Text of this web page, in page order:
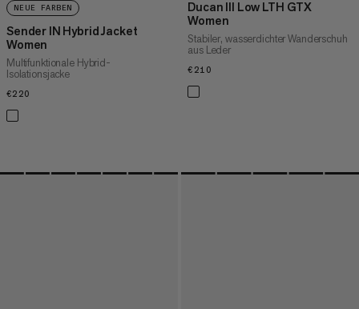
NEUE FARBEN
Sender IN Hybrid Jacket
Women
Multifunktionale Hybrid-
Isolationsjacke
€220
Ducan III Low LTH GTX
Women
Stabiler, wasserdichter Wanderschuh
aus Leder
€210